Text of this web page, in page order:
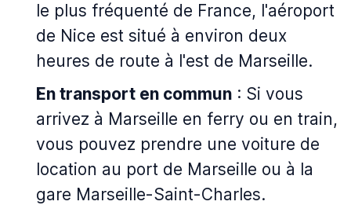
le plus fréquenté de France, l'aéroport
de Nice est situé à environ deux
heures de route à l'est de Marseille.
En transport en commun : Si vous
arrivez à Marseille en ferry ou en train,
vous pouvez prendre une voiture de
location au port de Marseille ou à la
gare Marseille-Saint-Charles.